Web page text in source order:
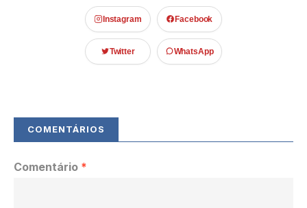
Instagram Facebook
Twitter WhatsApp
Comentário *